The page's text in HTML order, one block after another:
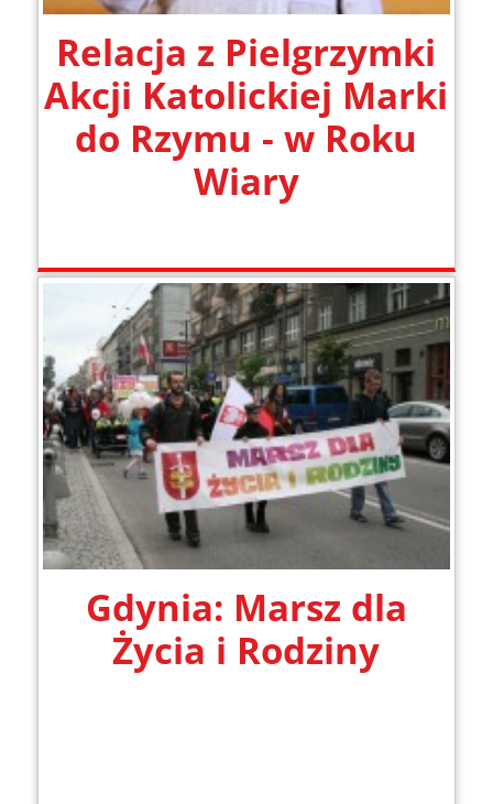
Relacja z Pielgrzymki
Akcji Katolickiej Marki
do Rzymu - w Roku
Wiary
Gdynia: Marsz dla
Życia i Rodziny